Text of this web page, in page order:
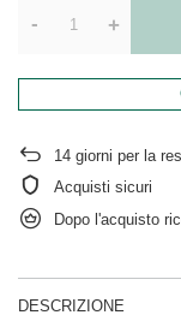
- +
14 giorni per la
Acquisti sicuri
Dopo l'acquisto
DESCRIZIONE